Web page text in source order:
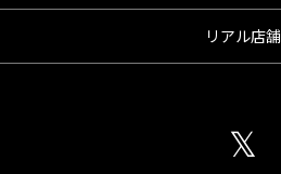
リアル店舗
𝕏